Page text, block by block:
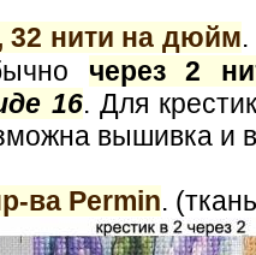
32 нити на дюйм
через 2
16. Для
вышивка и
ва Permin.